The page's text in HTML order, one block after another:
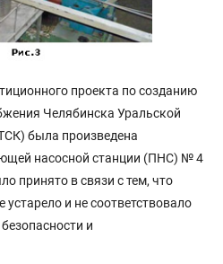
проекта по созданию
Челябинска Уральской
была произведена
насосной станции (ПНС) № 4
принято в связи с тем, что
и не соответствовало
и